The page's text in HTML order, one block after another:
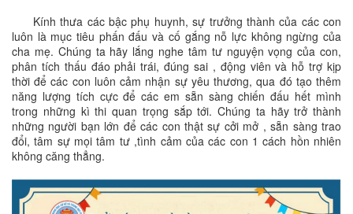
Kính thưa các bậc phụ huynh, sự trưởng thành của các con
luôn là mục tiêu phấn đấu và cố gắng nỗ lực không ngừng của
cha mẹ. Chúng ta hãy lắng nghe tâm tư nguyện vọng của con,
phân tích thấu đáo phải trái, đúng sai , động viên và hỗ trợ kịp
thời để các con luôn cảm nhận sự yêu thương, qua đó tạo thêm
năng lượng tích cực để các em sẵn sàng chiến đấu hết mình
trong những kì thi quan trọng sắp tới. Chúng ta hãy trở thành
những người bạn lớn để các con thật sự cởi mở , sẵn sàng trao
đổi, tâm sự mọi tâm tư ,tình cảm của các con 1 cách hồn nhiên
không căng thẳng.